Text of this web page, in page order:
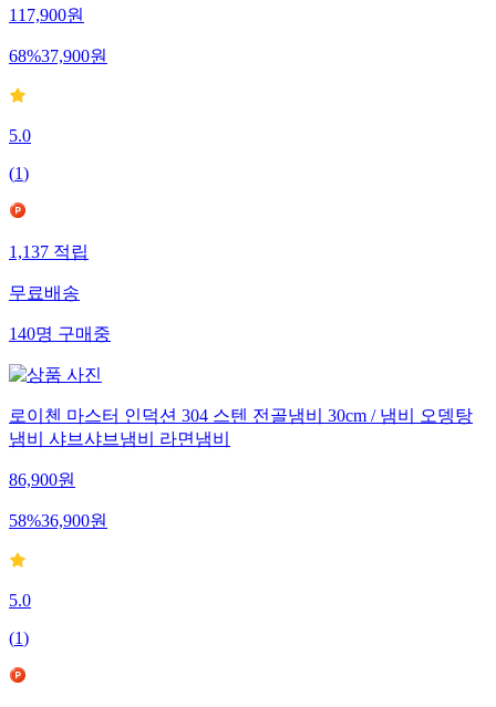
117,900원
68%37,900원
5.0
(1)
1,137적립
무료배송
140명구매중
로이첸 마스터 인덕션 304 스텐 전골냄비 30cm / 냄비 오뎅탕
냄비 샤브샤브냄비 라면냄비
86,900원
58%36,900원
5.0
(1)